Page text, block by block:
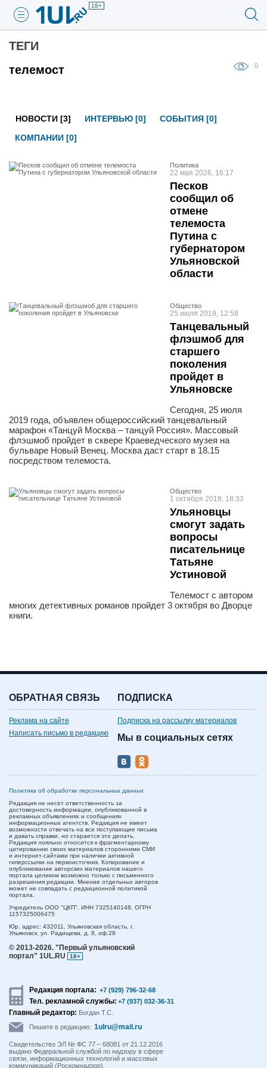
18+
ТЕГИ
телемост
0
НОВОСТИ [3] ИНТЕРВЬЮ [0]
СОБЫТИЯ [0]
КОМПАНИИ [0]
Политика
22 мая 2026, 16:17
Песков
сообщил об
отмене
телемоста
Путина с
губернатором
Ульяновской
области
Общество
25 июля 2019, 12:58
Танцевальный
флэшмоб для
старшего
поколения
пройдет в
Ульяновске
Сегодня, 25 июля
2019 года, объявлен общероссийский танцевальный
марафон «Танцуй Москва – танцуй Россия». Массовый
флэшмоб пройдет в сквере Краеведческого музея на
бульваре Новый Венец. Москва даст старт в 18.15
посредством телемоста.
Общество
1 октября 2018, 18:33
Ульяновцы
смогут задать
вопросы
писательнице
Татьяне
Устиновой
Телемост с автором
многих детективных романов пройдет 3 октября во Дворце
книги.
ОБРАТНАЯ СВЯЗЬ
Реклама на сайте
Написать письмо в редакцию
ПОДПИСКА
Подписка на рассылку материалов
Мы в социальных сетях
Политика об обработке персональных данных
Редакция не несет ответственность за
достоверность информации, опубликованной в
рекламных объявлениях и сообщениях
информационных агентств. Редакция не имеет
возможности отвечать на все поступающие письма
и давать справки, но старается это делать.
Редакция лояльно относится к фрагментарному
цитированию своих материалов сторонними СМИ
и интернет-сайтами при наличии активной
гиперссылки на первоисточник. Копирование и
опубликование авторских материалов нашего
портала целиком возможно только с письменного
разрешения редакции. Мнение отдельных авторов
может не совпадать с редакционной политикой
портала.
Учредитель ООО "ЦКП". ИНН 7325140148, ОГРН
1157325006475
Юр. адрес: 432011, Ульяновская область, г.
Ульяновск, ул. Радищева, д. 8, оф.28
© 2013-2026. "Первый ульяновский
портал" 1UL.RU
18+
Редакция портала: +7 (929) 796-32-68
Тел. рекламной службы: +7 (937) 032-36-31
Главный редактор: Богдан Т.С.
Пишите в редакцию: 1ulru@mail.ru
Свидетельство ЭЛ № ФС 77 – 68081 от 21.12.2016
выдано Федеральной службой по надзору в сфере
связи, информационных технологий и массовых
коммуникаций (Роскомнадзор).